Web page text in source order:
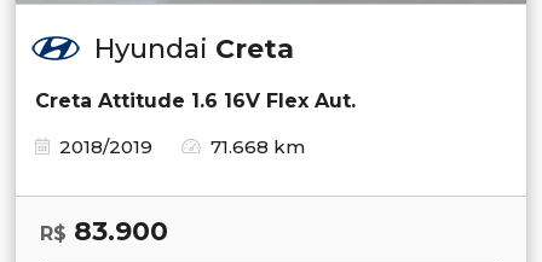
Hyundai Creta
Creta Attitude 1.6 16V Flex Aut.
2018/2019
71.668 km
R$ 83.900